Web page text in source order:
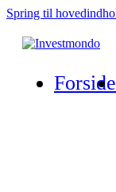
Spring til
Forside